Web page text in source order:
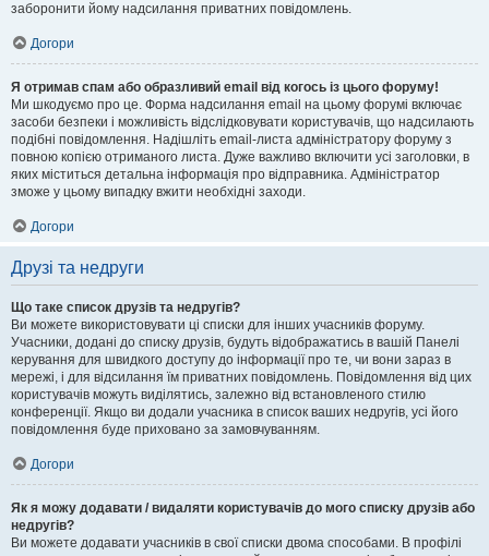
заборонити йому надсилання приватних повідомлень.
Догори
Я отримав спам або образливий email від когось із цього форуму!
Ми шкодуємо про це. Форма надсилання email на цьому форумі включає
засоби безпеки і можливість відслідковувати користувачів, що надсилають
подібні повідомлення. Надішліть email-листа адміністратору форуму з
повною копією отриманого листа. Дуже важливо включити усі заголовки, в
яких міститься детальна інформація про відправника. Адміністратор
зможе у цьому випадку вжити необхідні заходи.
Догори
Друзі та недруги
Що таке список друзів та недругів?
Ви можете використовувати ці списки для інших учасників форуму.
Учасники, додані до списку друзів, будуть відображатись в вашій Панелі
керування для швидкого доступу до інформації про те, чи вони зараз в
мережі, і для відсилання їм приватних повідомлень. Повідомлення від цих
користувачів можуть виділятись, залежно від встановленого стилю
конференції. Якщо ви додали учасника в список ваших недругів, усі його
повідомлення буде приховано за замовчуванням.
Догори
Як я можу додавати / видаляти користувачів до мого списку друзів або
недругів?
Ви можете додавати учасників в свої списки двома способами. В профілі